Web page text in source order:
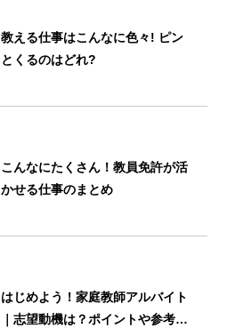
教える仕事はこんなに色々! ピン
とくるのはどれ?
こんなにたくさん！教員免許が活
かせる仕事のまとめ
はじめよう！家庭教師アルバイト
｜志望動機は？ポイントや参考例